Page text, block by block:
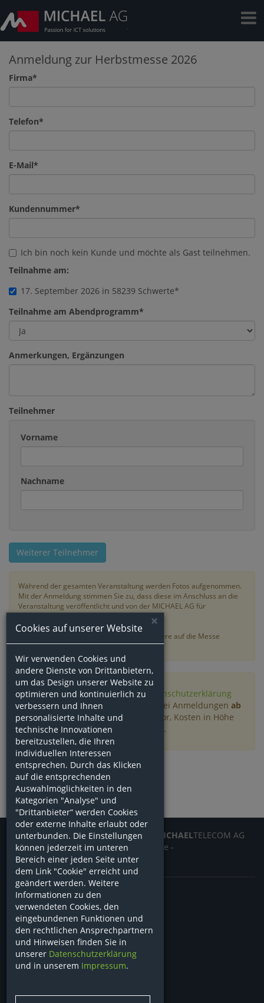
Anmeldung zur Herbstmesse 2026
Firma
Telefon
E-Mail
Kundennummer
Ich bin noch kein Kunde und möchte als Gast teilnehmen.
Teilnahme am:
17. September 2026 in 58239 Schwerte
Teilnahme am Abendprogramm
Anmerkungen, Ergänzungen
Teilnehmer
Vorname
Nachname
Weiterer Teilnehmer
Während der gesamten Veranstaltung werden Fotos aufgenommen.
Mit der Anmeldung stimmen Sie zu, dass diese im Anschluss an die
Veranstaltung veröffentlicht und von der MICHAEL AG für
Werbezwecke verwendet werden dürfen.
Wir bitten Sie davon abzusehen, Ihre Haustiere auf die Messe
mitzubringen.
Ich habe dieAGB, sowie dieDatenschutzerklärung
gelesen und akzeptiere selbige. Bei Anmeldungen ab
der 5. Person, behalten wir uns vor, Kosten in Höhe
von 59,-€ / pro Person zu erheben.
Anmelden
×
Cookies auf unserer Website
Wir verwenden Cookies und
andere Dienste von Drittanbietern,
um das Design unserer Website zu
optimieren und kontinuierlich zu
verbessern und Ihnen
personalisierte Inhalte und
technische Innovationen
bereitzustellen, die Ihren
individuellen Interessen
entsprechen. Durch das Klicken
auf die entsprechenden
Auswahlmöglichkeiten in den
Kategorien "Analyse" und
"Drittanbieter“ werden Cookies
oder externe Inhalte erlaubt oder
unterbunden. Die Einstellungen
können jederzeit im unteren
Bereich einer jeden Seite unter
dem Link "Cookie" erreicht und
geändert werden. Weitere
Informationen zu den
verwendeten Cookies, den
eingebundenen Funktionen und
den rechtlichen Ansprechpartnern
und Hinweisen finden Sie in
unserer Datenschutzerklärung
und in unserem Impressum.
© 2026MICHAELAG eine Marke der MICHAELTELECOM AG
AGB-Datenschutz -Impressum Cookie -
Hinweisgeberschutz
Shop
Schnell-Erfassung
Artikel-Vergleich
Merkzettel
Aufträge/Bestellungen